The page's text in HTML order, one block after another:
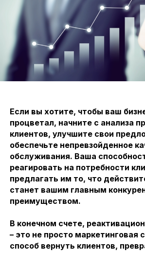
Если вы хотите, чтобы ваш
процветал, начните с анализа
клиентов, улучшите свои
обеспечьте непревзойденное
обслуживания. Ваша
реагировать на потребности
предлагать им то, что
станет вашим главным
преимуществом.
В конечном счете,
– это не просто маркетинговая
способ вернуть клиентов,